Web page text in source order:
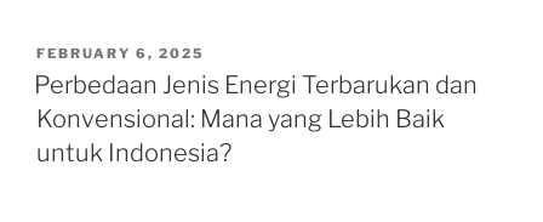
POSTED
ON
FEBRUARY 6, 2025
Perbedaan Jenis Energi Terbarukan dan
Konvensional: Mana yang Lebih Baik
untuk Indonesia?